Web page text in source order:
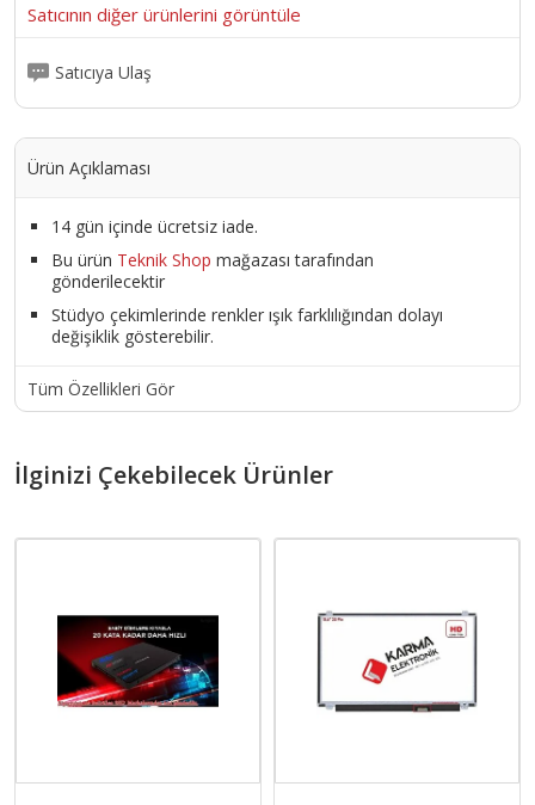
Satıcının diğer ürünlerini görüntüle
Satıcıya Ulaş
Ürün Açıklaması
14 gün içinde ücretsiz iade.
Bu ürün Teknik Shop mağazası tarafından
gönderilecektir
Stüdyo çekimlerinde renkler ışık farklılığından dolayı
değişiklik gösterebilir.
Tüm Özellikleri Gör
İlginizi Çekebilecek Ürünler